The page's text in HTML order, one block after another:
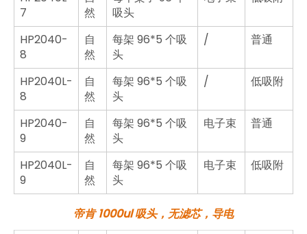
7
然
吸头
HP2040-
8
自
然
每架 96*5 个吸
头
/ 普通
HP2040L-
8
自
然
每架 96*5 个吸
头
/ 低吸附
HP2040-
9
自
然
每架 96*5 个吸
头
电子束 普通
HP2040L-
9
自
然
每架 96*5 个吸
头
电子束 低吸附
帝肯 1000ul 吸头， 无滤芯， 导电